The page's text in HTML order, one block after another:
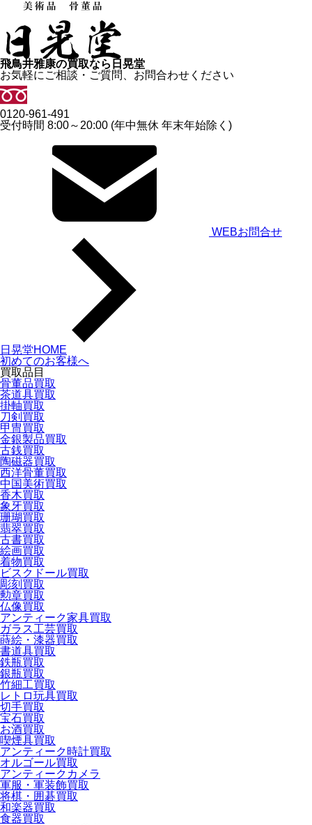
飛鳥井雅康の買取なら日晃堂
お気軽にご相談・ご質問、お問合わせください
0120-961-491
受付時間 8:00～20:00 (年中無休 年末年始除く)
WEBお問合せ
日晃堂HOME
初めてのお客様へ
買取品目
骨董品買取
茶道具買取
掛軸買取
刀剣買取
甲冑買取
金銀製品買取
古銭買取
陶磁器買取
西洋骨董買取
中国美術買取
香木買取
象牙買取
珊瑚買取
翡翠買取
古書買取
絵画買取
着物買取
ビスクドール買取
彫刻買取
勲章買取
仏像買取
アンティーク家具買取
ガラス工芸買取
蒔絵・漆器買取
書道具買取
鉄瓶買取
銀瓶買取
竹細工買取
レトロ玩具買取
切手買取
宝石買取
お酒買取
喫煙具買取
アンティーク時計買取
オルゴール買取
アンティークカメラ
軍服・軍装飾買取
将棋・囲碁買取
和楽器買取
食器買取